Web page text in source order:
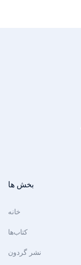
بخش ها
خانه
کتاب‌ها
نشر گردون